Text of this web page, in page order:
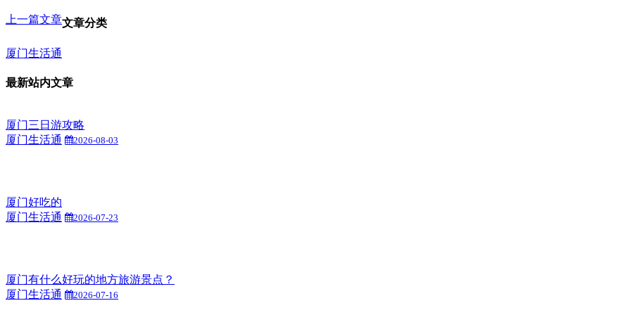
上一篇文章文章分类
厦门生活通
最新站内文章
厦门三日游攻略
厦门生活通
2026-08-03
厦门好吃的
厦门生活通
2026-07-23
厦门有什么好玩的地方旅游景点？
厦门生活通
2026-07-16